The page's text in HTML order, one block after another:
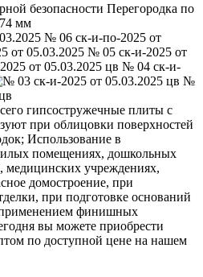
безопасности Перегородка по
мм
№ 06 ск-и-по-2025 от
№ 05 ск-и-2025 от
№ 04 ск-и-
№
гипсостружечные плиты с
при облицовки поверхностей
Использование в
помещениях, дошкольных
медицинских учреждениях,
домостроение, при
при подготовке оснований
применением финишных
вы можете приобрести
по доступной цене на нашем